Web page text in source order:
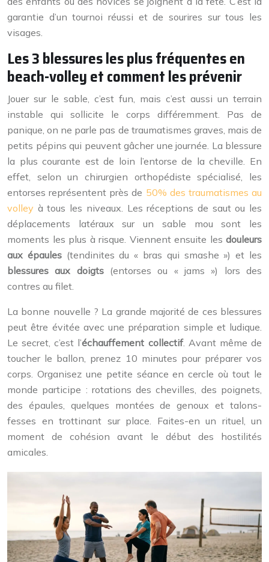
garantie d’un tournoi réussi et de sourires sur tous les
visages.
Les 3 blessures les plus fréquentes en
beach-volley et comment les prévenir
Jouer sur le sable, c’est fun, mais c’est aussi un terrain
instable qui sollicite le corps différemment. Pas de
panique, on ne parle pas de traumatismes graves, mais de
petits pépins qui peuvent gâcher une journée. La blessure
la plus courante est de loin l’entorse de la cheville. En
effet, selon un chirurgien orthopédiste spécialisé, les
entorses représentent près de 50% des traumatismes au
volley à tous les niveaux. Les réceptions de saut ou les
déplacements latéraux sur un sable mou sont les
moments les plus à risque. Viennent ensuite les douleurs
aux épaules(tendinites du « bras qui smashe ») et les
blessures aux doigts(entorses ou « jams ») lors des
contres au filet.
La bonne nouvelle ? La grande majorité de ces blessures
peut être évitée avec une préparation simple et ludique.
Le secret, c’est l’échauffement collectif. Avant même de
toucher le ballon, prenez 10 minutes pour préparer vos
corps. Organisez une petite séance en cercle où tout le
monde participe : rotations des chevilles, des poignets,
des épaules, quelques montées de genoux et talons-
fesses en trottinant sur place. Faites-en un rituel, un
moment de cohésion avant le début des hostilités
amicales.